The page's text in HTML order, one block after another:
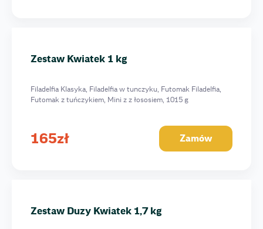
Zestaw Kwiatek 1 kg
Filadelfia Klasyka, Filadelfia w tunczyku, Futomak Filadelfia,
Futomak z tuńczykiem, Mini z z łososiem, 1015 g
165zł Zamów
Zestaw Duzy Kwiatek 1,7 kg